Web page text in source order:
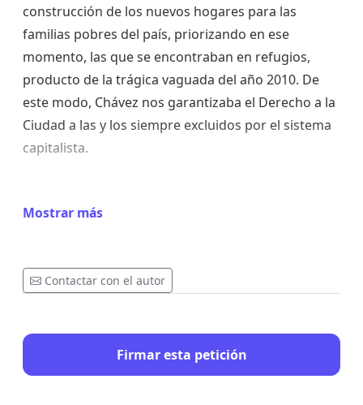
construcción de los nuevos hogares para las
familias pobres del país, priorizando en ese
momento, las que se encontraban en refugios,
producto de la trágica vaguada del año 2010. De
este modo, Chávez nos garantizaba el Derecho a la
Ciudad a las y los siempre excluidos por el sistema
capitalista.
En el año 2011 el Pueblo, bajo las orientaciones de
y los Comités de Vivienda, custodiando los terrenos
para evitar que las mafias inmobiliarias los
construcción de los nuevos Urbanismos.
Mostrar más
Contactar con el autor
Firmar esta petición